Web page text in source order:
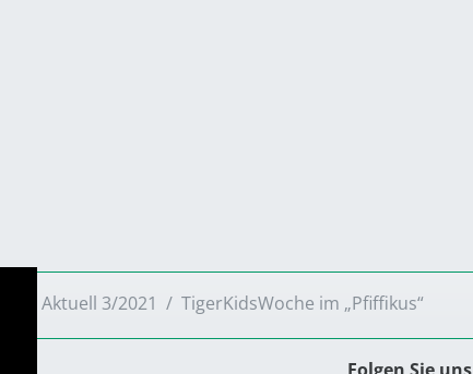
VS Aktuell 3/2021 TigerKidsWoche im „Pfiffikus“